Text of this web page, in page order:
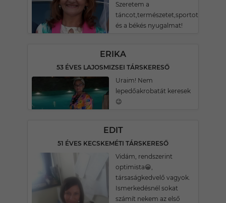
Szeretem a
táncot,természetet,sportot
és a békés nyugalmat!
ERIKA
53 ÉVES LAJOSMIZSEI TÁRSKERESŐ
Uraim! Nem
lepedőakrobatát keresek
😉
EDIT
51 ÉVES KECSKEMÉTI TÁRSKERESŐ
Vidám, rendszerint
optimista😀,
társaságkedvelő vagyok.
Ismerkedésnél sokat
számít nekem az első